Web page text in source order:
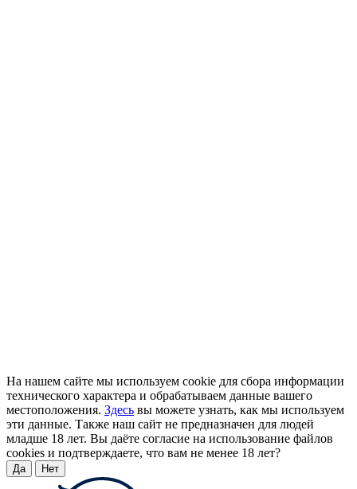
На нашем сайте мы используем cookie для сбора информации
технического характера и обрабатываем данные вашего
местоположения. Здесь вы можете узнать, как мы используем
эти данные. Также наш сайт не предназначен для людей
младше 18 лет. Вы даёте согласие на использование файлов
cookies и подтверждаете, что вам не менее 18 лет?
Да Нет